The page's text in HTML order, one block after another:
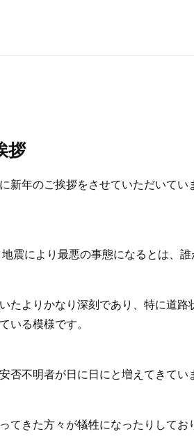
拶
新年のご挨拶をさせていただいて
震により最悪の事態になるとは、
たよりかなり深刻であり、特に道
いる模様です。
否不明者が日に日にと増えてきてい
てきた方々が犠牲になったりしてお